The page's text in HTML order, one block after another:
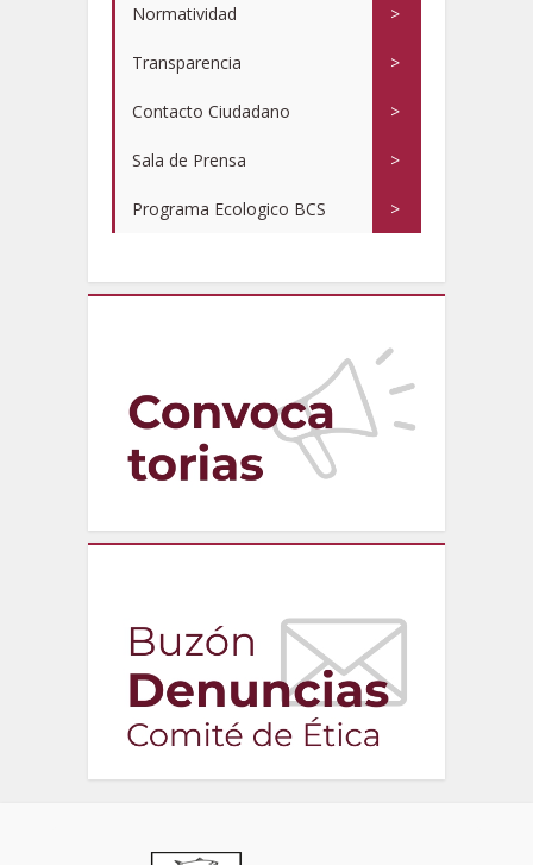
Normatividad >
Transparencia >
Contacto Ciudadano >
Sala de Prensa >
Programa Ecologico BCS >